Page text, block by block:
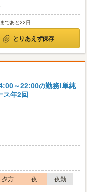
であと22日
とりあえず保存
～22:00の勤務!単純
ス年2回
夕方 夜
夜勤